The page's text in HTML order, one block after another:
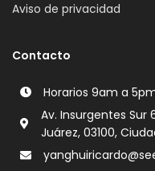
Aviso de privacidad
Contacto
Horarios 9am a
Av. Insurgentes Sur
Juárez, 03100,